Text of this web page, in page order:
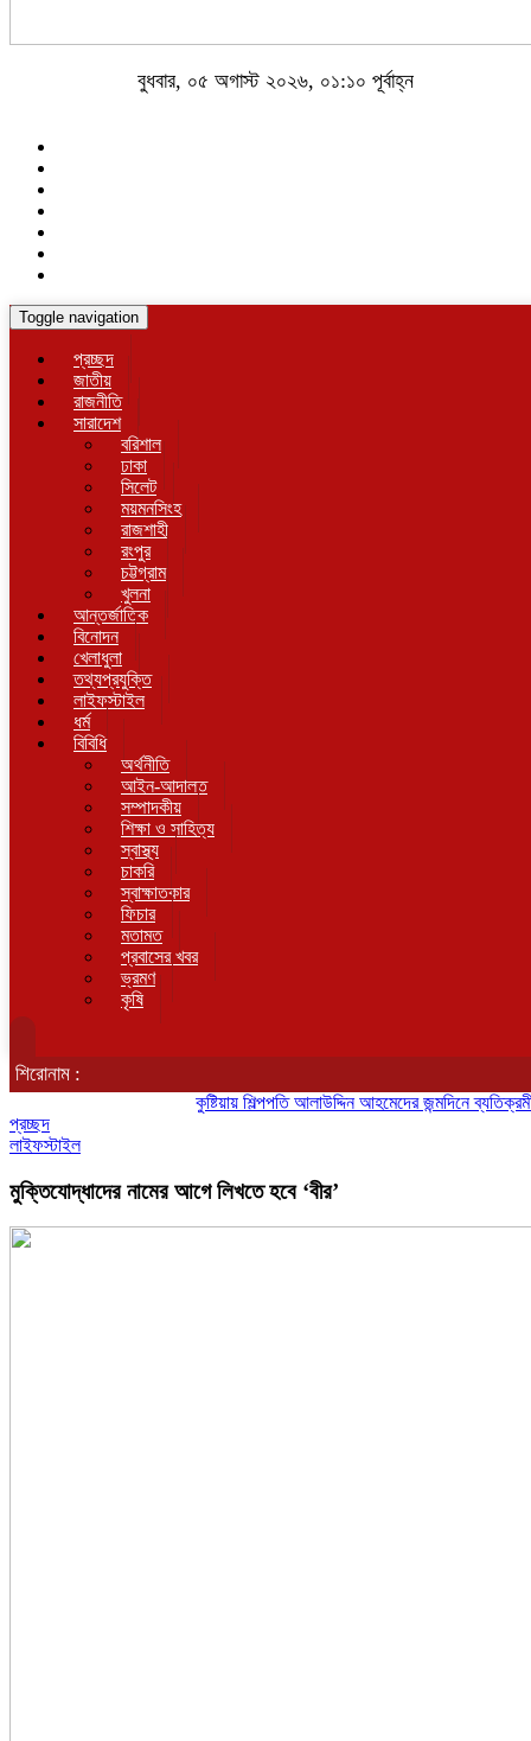
বুধবার, ০৫ অগাস্ট ২০২৬, ০১:১০ পূর্বাহ্ন
Toggle navigation
প্রচ্ছদ
জাতীয়
রাজনীতি
সারাদেশ
বরিশাল
ঢাকা
সিলেট
ময়মনসিংহ
রাজশাহী
রংপুর
চট্টগ্রাম
খুলনা
আন্তর্জাতিক
বিনোদন
খেলাধুলা
তথ্যপ্রযুক্তি
লাইফস্টাইল
ধর্ম
বিবিধি
অর্থনীতি
আইন-আদালত
সম্পাদকীয়
শিক্ষা ও সাহিত্য
স্বাস্থ্য
চাকরি
স্বাক্ষাতকার
ফিচার
মতামত
প্রবাসের খবর
ভ্রমণ
কৃষি
শিরোনাম :
কুষ্টিয়ায় শিল্পপতি আলাউদ্দিন আহমেদের জন্মদিনে ব্যতিক্রমী
প্রচ্ছদ
লাইফস্টাইল
মুক্তিযোদ্ধাদের নামের আগে লিখতে হবে ‘বীর’